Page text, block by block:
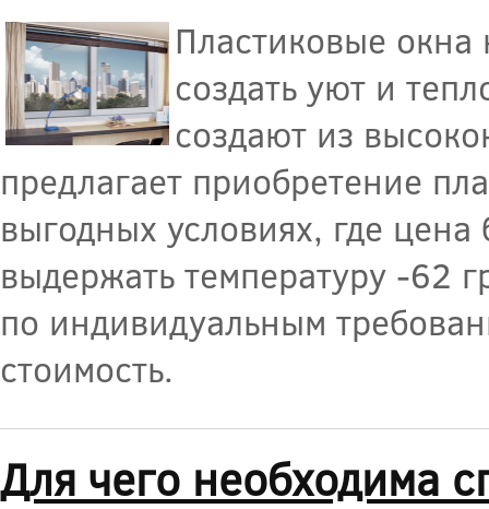
Пластиковые
создать уют и
создают из
предлагает приобретение
выгодных условиях, где
выдержать температуру -62
по индивидуальным
стоимость.
Для чего необходима